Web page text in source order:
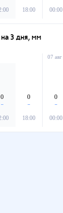
18:00 00:00
3 дня, мм
0 0
18:00
07 авг
0
00:00